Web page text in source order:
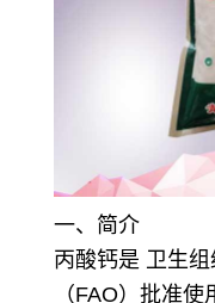
一、简介
丙酸钙是 卫生
（FAO）批准